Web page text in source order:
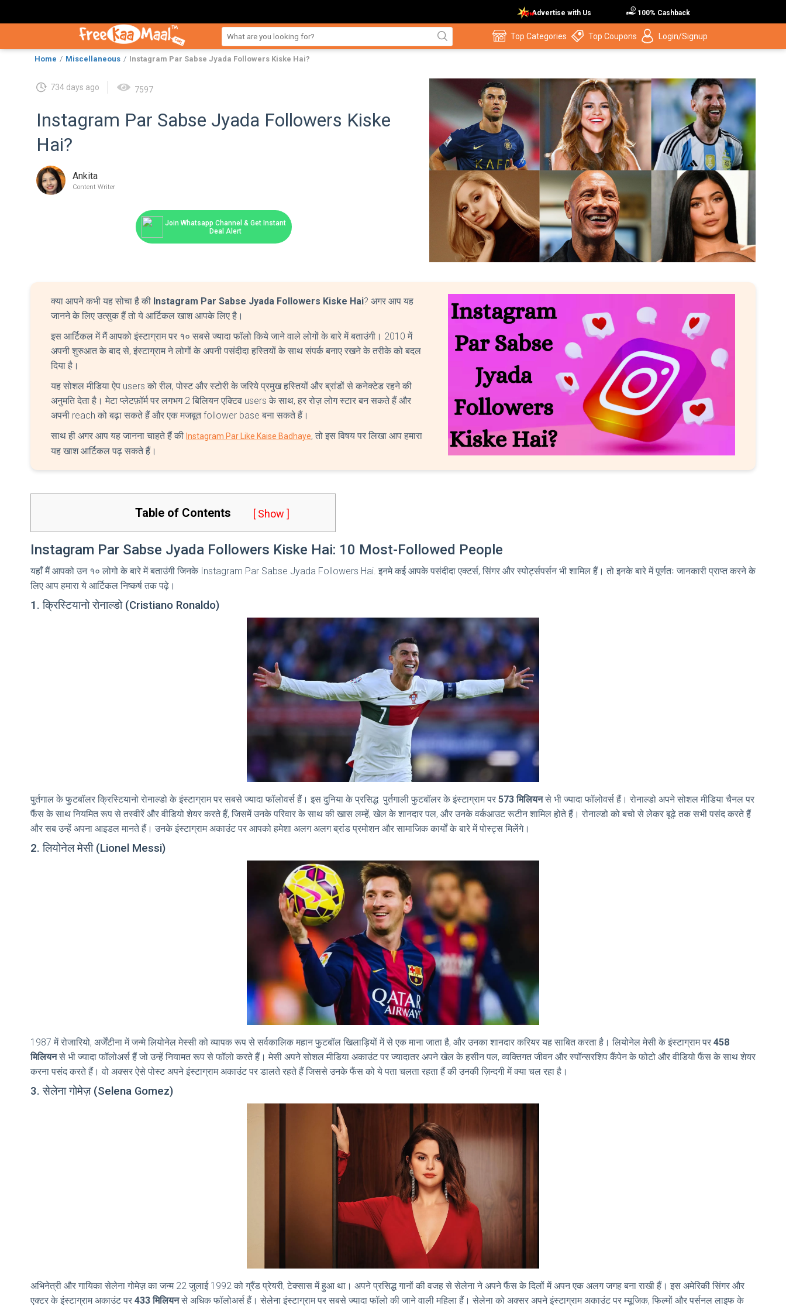
Advertise with Us 100% Cashback
Top Categories Top Coupons Login/Signup
Home Miscellaneous Instagram Par Sabse Jyada Followers Kiske Hai?
734 days ago 7597
Instagram Par Sabse Jyada Followers Kiske
Hai?
Ankita
Content Writer
Join Whatsapp Channel & Get Instant
Deal Alert
क्या आपने कभी यह सोचा है की Instagram Par Sabse Jyada Followers Kiske Hai? अगर आप यह
जानने के लिए उत्सुक हैं तो ये आर्टिकल खाश आपके लिए है।
इस आर्टिकल में मैं आपको इंस्टाग्राम पर १० सबसे ज्यादा फॉलो किये जाने वाले लोगों के बारे में बताउंगी। 2010 में
अपनी शुरुआत के बाद से, इंस्टाग्राम ने लोगों के अपनी पसंदीदा हस्तियों के साथ संपर्क बनाए रखने के तरीके को बदल
दिया है।
यह सोशल मीडिया ऐप users को रील, पोस्ट और स्टोरी के जरिये प्रमुख हस्तियों और ब्रांडों से कनेक्टेड रहने की
अनुमति देता है। मेटा प्लेटफ़ॉर्म पर लगभग 2 बिलियन एक्टिव users के साथ, हर रोज़ लोग स्टार बन सकते हैं और
अपनी reach को बढ़ा सकते हैं और एक मजबूत follower base बना सकते हैं।
साथ ही अगर आप यह जानना चाहते हैं की Instagram Par Like Kaise Badhaye, तो इस विषय पर लिखा आप हमारा
यह खाश आर्टिकल पढ़ सकते हैं।
Table of Contents [ Show ]
Instagram Par Sabse Jyada Followers Kiske Hai: 10 Most-Followed People
यहाँ मैं आपको उन १० लोगो के बारे में बताउंगी जिनके Instagram Par Sabse Jyada Followers Hai. इनमे कई आपके पसंदीदा एक्टर्स, सिंगर और स्पोर्ट्सपर्सन भी शामिल हैं। तो इनके बारे में पूर्णतः जानकारी प्राप्त करने के
लिए आप हमारा ये आर्टिकल निष्कर्ष तक पढ़े।
1. क्रिस्टियानो रोनाल्डो (Cristiano Ronaldo)
पुर्तगाल के फुटबॉलर क्रिस्टियानो रोनाल्डो के इंस्टाग्राम पर सबसे ज्यादा फॉलोवर्स हैं। इस दुनिया के प्रसिद्ध पुर्तगाली फुटबॉलर के इंस्टाग्राम पर 573 मिलियनसे भी ज्यादा फॉलोवर्स हैं। रोनाल्डो अपने सोशल मीडिया चैनल पर
फैंस के साथ नियमित रूप से तस्वीरें और वीडियो शेयर करते हैं, जिसमें उनके परिवार के साथ की खास लम्हें, खेल के शानदार पल, और उनके वर्कआउट रूटीन शामिल होते हैं। रोनाल्डो को बचो से लेकर बूढ़े तक सभी पसंद करते हैं
और सब उन्हें अपना आइडल मानते हैं। उनके इंस्टाग्राम अकाउंट पर आपको हमेशा अलग अलग ब्रांड प्रमोशन और सामाजिक कार्यों के बारे में पोस्ट्स मिलेंगे।
2. लियोनेल मेसी (Lionel Messi)
1987 में रोजारियो, अर्जेंटीना में जन्मे लियोनेल मेस्सी को व्यापक रूप से सर्वकालिक महान फुटबॉल खिलाड़ियों में से एक माना जाता है, और उनका शानदार करियर यह साबित करता है। लियोनेल मेसी के इंस्टाग्राम पर 458
मिलियनसे भी ज्यादा फॉलोअर्स हैं जो उन्हें नियामत रूप से फॉलो करते हैं। मेसी अपने सोशल मीडिया अकाउंट पर ज्यादातर अपने खेल के हसीन पल, व्यक्तिगत जीवन और स्पॉन्सरशिप कैंपेन के फोटो और वीडियो फैंस के साथ शेयर
करना पसंद करते हैं। वो अक्सर ऐसे पोस्ट अपने इंस्टाग्राम अकाउंट पर डालते रहते हैं जिससे उनके फैंस को ये पता चलता रहता हैं की उनकी ज़िन्दगी में क्या चल रहा है।
3. सेलेना गोमेज़ (Selena Gomez)
अभिनेत्री और गायिका सेलेना गोमेज़ का जन्म 22 जुलाई 1992 को ग्रैंड प्रेयरी, टेक्सास में हुआ था। अपने प्रसिद्ध गानों की वजह से सेलेना ने अपने फैंस के दिलों में अपन एक अलग जगह बना राखी हैं। इस अमेरिकी सिंगर और
एक्टर के इंस्टाग्राम अकाउंट पर 433 मिलियनसे अधिक फॉलोअर्स हैं। सेलेना इंस्टाग्राम पर सबसे ज्यादा फॉलो की जाने वाली महिला हैं। सेलेना को अक्सर अपने इंस्टाग्राम अकाउंट पर म्यूजिक, फिल्मों और पर्सनल लाइफ के